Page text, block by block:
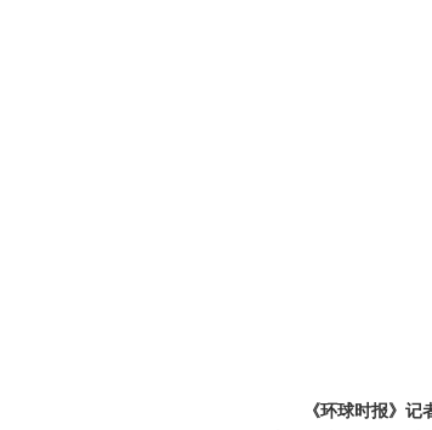
《环球时报》